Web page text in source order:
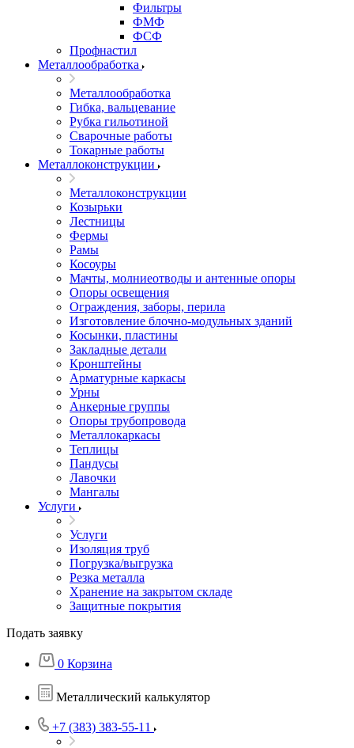
Фильтры
ФМФ
ФСФ
Профнастил
Металлообработка
Металлообработка
Гибка, вальцевание
Рубка гильотиной
Сварочные работы
Токарные работы
Металлоконструкции
Металлоконструкции
Козырьки
Лестницы
Фермы
Рамы
Косоуры
Мачты, молниеотводы и антенные опоры
Опоры освещения
Ограждения, заборы, перила
Изготовление блочно-модульных зданий
Косынки, пластины
Закладные детали
Кронштейны
Арматурные каркасы
Урны
Анкерные группы
Опоры трубопровода
Металлокаркасы
Теплицы
Пандусы
Лавочки
Мангалы
Услуги
Услуги
Изоляция труб
Погрузка/выгрузка
Резка металла
Хранение на закрытом складе
Защитные покрытия
Подать заявку
0 Корзина
Металлический калькулятор
+7 (383) 383-55-11